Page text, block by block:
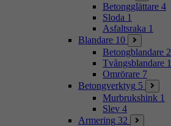
Betongglättare 4
Sloda 1
Asfaltsraka 1
Blandare 10
Betongblandare 2
Tvångsblandare 1
Omrörare 7
Betongverktyg 5
Murbrukshink 1
Slev 4
Armering 32